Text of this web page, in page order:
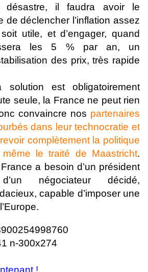
désastre, il faudra avoir le
de déclencher l’inflation assez
utile, et d’engager, quand
les 5 % par an, un
des prix, très rapide
solution est obligatoirement
seule, la France ne peut rien
convaincre nos partenaires
dans leur technocratie et
complètement la politique
le traité de Maastricht.
a besoin d’un président
négociateur décidé,
capable d’imposer une
!